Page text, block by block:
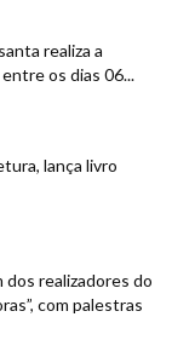
realiza a
os dias 06...
lança livro
realizadores do
com palestras